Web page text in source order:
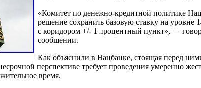
«Комитет по денежно-кредитной политике
решение сохранить базовую ставку на уровне
с коридором +/- 1 процентный пункт», —
сообщении.
Как объяснили в Нацбанке, стоящая перед
перспективе требует проведения умеренно
время.